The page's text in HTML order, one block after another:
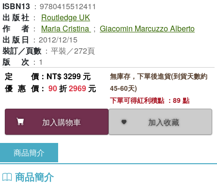
ISBN13 ： 9780415512411
出版社 ：
Routledge UK
作者 ： Maria Cristina ; Giacomin Marcuzzo Alberto
出版日 ： 2012/12/15
裝訂／頁數 ： 平裝／272頁
版次 ： 1
定價 ：NT$ 3299 元
優惠價 ： 90折2969 元
加入購物車 加入收藏
無庫存，下單後進貨(到貨天數約
45-60天)
下單可得紅利積點 ：89 點
商品簡介
商品簡介